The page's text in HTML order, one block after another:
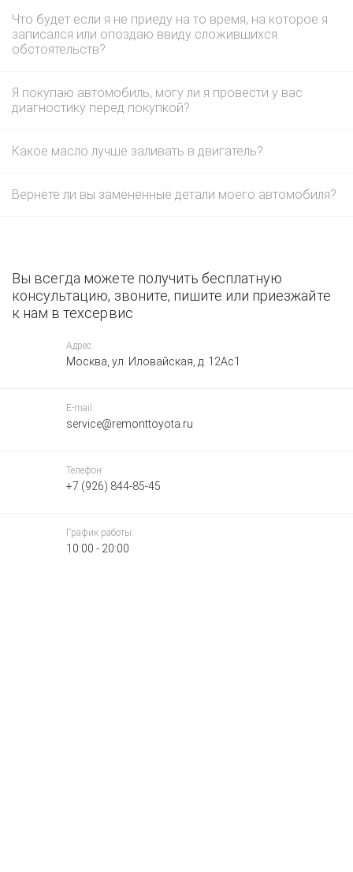
Что будет если я не приеду на то время, на которое я
записался или опоздаю ввиду сложившихся
обстоятельств?
Я покупаю автомобиль, могу ли я провести у вас
диагностику перед покупкой?
Какое масло лучше заливать в двигатель?
Вернёте ли вы замененные детали моего автомобиля?
Вы всегда можете получить бесплатную
консультацию, звоните, пишите или приезжайте
к нам в техсервис
Адрес:
Москва, ул. Иловайская, д. 12Ас1
E-mail:
service@remonttoyota.ru
Телефон:
+7 (926) 844-85-45
График работы:
10:00 - 20:00